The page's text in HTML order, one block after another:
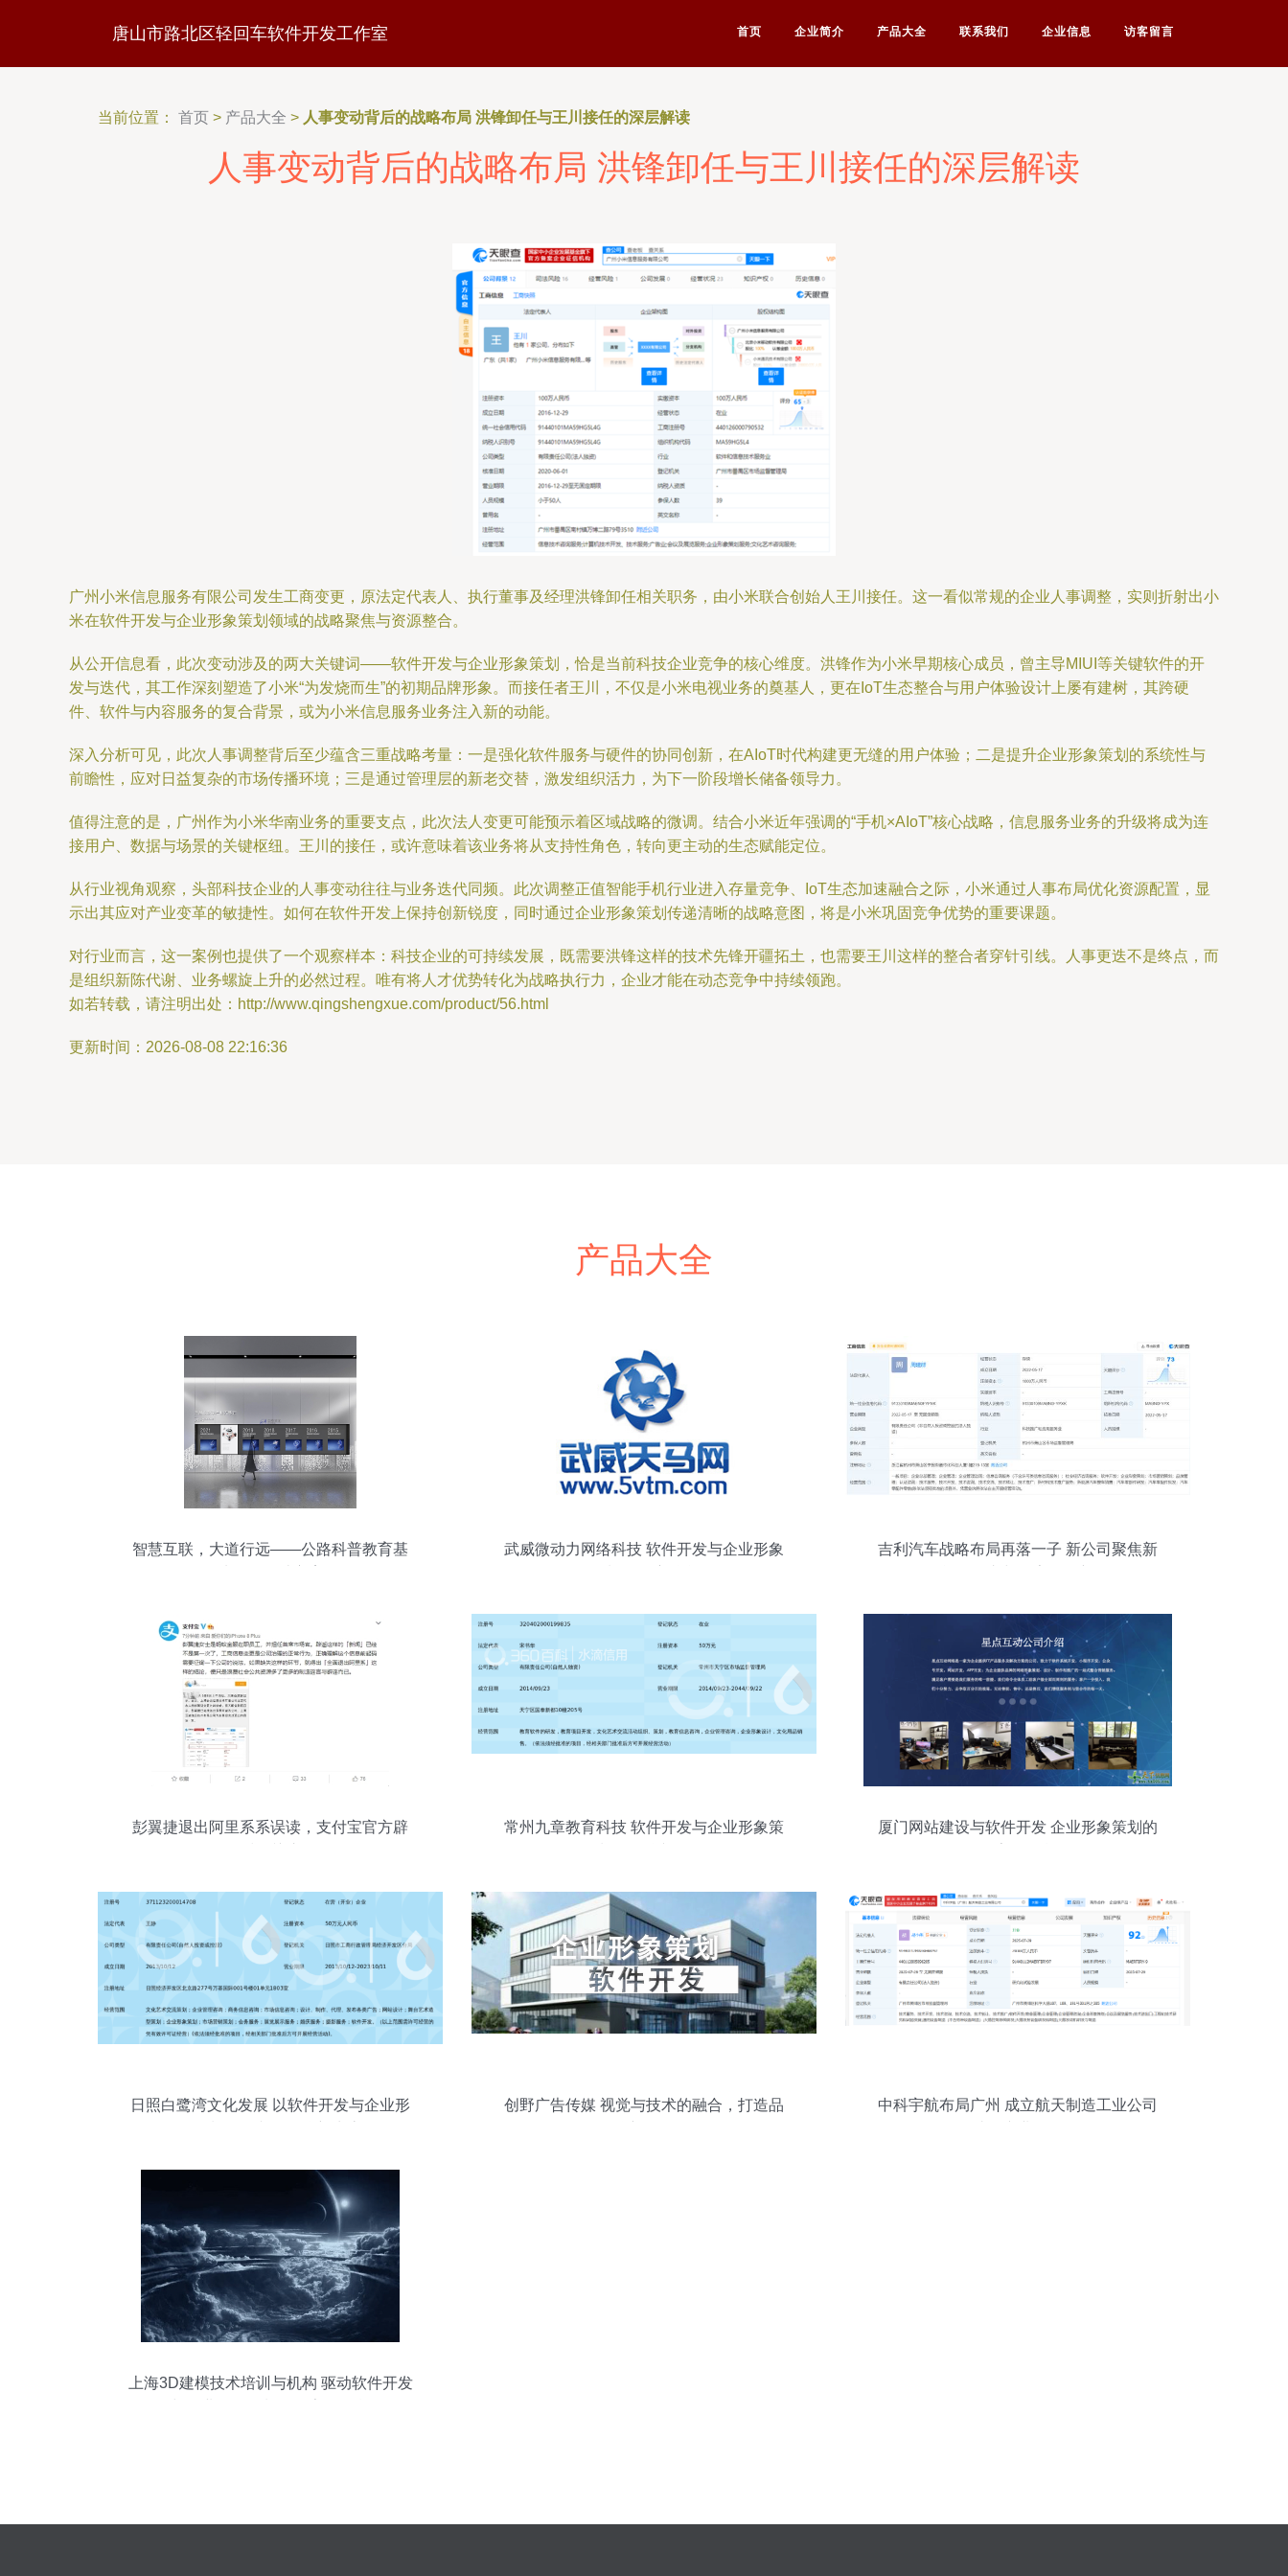
唐山市路北区轻回车软件开发工作室 首页 企业简介 产品大全 联系我们 企业信息 访客留言
当前位置： 首页 > 产品大全 > 人事变动背后的战略布局 洪锋卸任与王川接任的深层解读
人事变动背后的战略布局 洪锋卸任与王川接任的深层解读
广州小米信息服务有限公司发生工商变更，原法定代表人、执行董事及经理洪锋卸任相关职务，由小米联合创始人王川接任。这一看似常规的企业人事调整，实则折射出小
米在软件开发与企业形象策划领域的战略聚焦与资源整合。
从公开信息看，此次变动涉及的两大关键词——软件开发与企业形象策划，恰是当前科技企业竞争的核心维度。洪锋作为小米早期核心成员，曾主导MIUI等关键软件的开
发与迭代，其工作深刻塑造了小米“为发烧而生”的初期品牌形象。而接任者王川，不仅是小米电视业务的奠基人，更在IoT生态整合与用户体验设计上屡有建树，其跨硬
件、软件与内容服务的复合背景，或为小米信息服务业务注入新的动能。
深入分析可见，此次人事调整背后至少蕴含三重战略考量：一是强化软件服务与硬件的协同创新，在AIoT时代构建更无缝的用户体验；二是提升企业形象策划的系统性与
前瞻性，应对日益复杂的市场传播环境；三是通过管理层的新老交替，激发组织活力，为下一阶段增长储备领导力。
值得注意的是，广州作为小米华南业务的重要支点，此次法人变更可能预示着区域战略的微调。结合小米近年强调的“手机×AIoT”核心战略，信息服务业务的升级将成为连
接用户、数据与场景的关键枢纽。王川的接任，或许意味着该业务将从支持性角色，转向更主动的生态赋能定位。
从行业视角观察，头部科技企业的人事变动往往与业务迭代同频。此次调整正值智能手机行业进入存量竞争、IoT生态加速融合之际，小米通过人事布局优化资源配置，显
示出其应对产业变革的敏捷性。如何在软件开发上保持创新锐度，同时通过企业形象策划传递清晰的战略意图，将是小米巩固竞争优势的重要课题。
对行业而言，这一案例也提供了一个观察样本：科技企业的可持续发展，既需要洪锋这样的技术先锋开疆拓土，也需要王川这样的整合者穿针引线。人事更迭不是终点，而
是组织新陈代谢、业务螺旋上升的必然过程。唯有将人才优势转化为战略执行力，企业才能在动态竞争中持续领跑。
如若转载，请注明出处：http://www.qingshengxue.com/product/56.html
更新时间：2026-08-08 22:16:36
产品大全
智慧互联，大道行远——公路科普教育基
武威微动力网络科技 软件开发与企业形象
吉利汽车战略布局再落一子 新公司聚焦新
彭翼捷退出阿里系系误读，支付宝官方辟
常州九章教育科技 软件开发与企业形象策
厦门网站建设与软件开发 企业形象策划的
日照白鹭湾文化发展 以软件开发与企业形
创野广告传媒 视觉与技术的融合，打造品
中科宇航布局广州 成立航天制造工业公司
上海3D建模技术培训与机构 驱动软件开发